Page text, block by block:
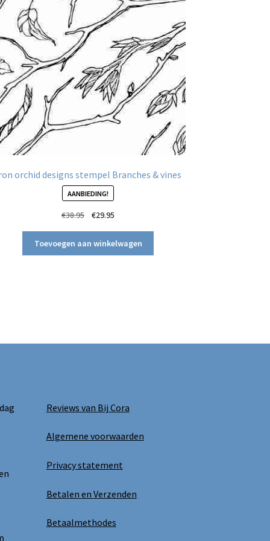
orchid designs stempel Branches & vines
AANBIEDING!
€38.95
Oorspronkelijke
was:
€38.95.
€29.95Huidige
is:
€29.95.
Toevoegen aan winkelwagen
Reviews van Bij Cora
Algemene voorwaarden
Privacy statement
Betalen en Verzenden
Betaalmethodes